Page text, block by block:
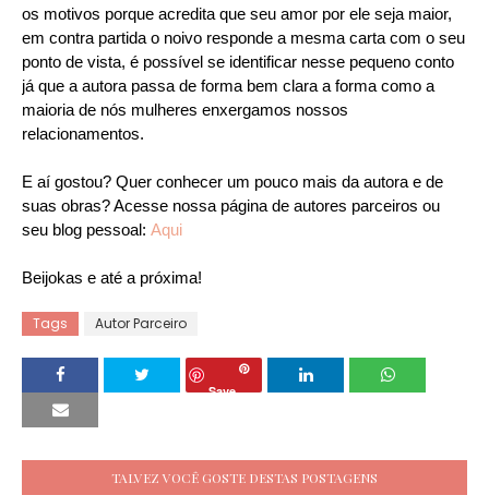
os motivos porque acredita que seu amor por ele seja maior,
em contra partida o noivo responde a mesma carta com o seu
ponto de vista, é possível se identificar nesse pequeno conto
já que a autora passa de forma bem clara a forma como a
maioria de nós mulheres enxergamos nossos
relacionamentos.
E aí gostou? Quer conhecer um pouco mais da autora e de
suas obras? Acesse nossa página de autores parceiros ou
seu blog pessoal: Aqui
Beijokas e até a próxima!
Tags Autor Parceiro
Save
TALVEZ VOCÊ GOSTE DESTAS POSTAGENS